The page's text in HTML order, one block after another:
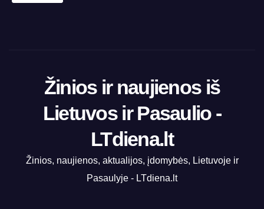
Žinios ir naujienos iš
Lietuvos ir Pasaulio -
LTdiena.lt
Žinios, naujienos, aktualijos, įdomybės, Lietuvoje ir
Pasaulyje - LTdiena.lt